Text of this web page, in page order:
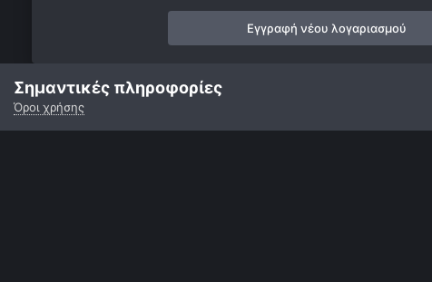
Εγγραφή νέου λογαριασμού
Αρχή
Σημαντικές πληροφορίες
Όροι χρήσης